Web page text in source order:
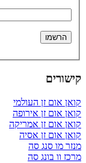
קישורים
קואן אום זן העולמי
קואן אום זן אירופה
קואן אום זן אמריקה
קואן אום זן אסיה
מנזר מו סנג סה
מרכז וו בונג סה